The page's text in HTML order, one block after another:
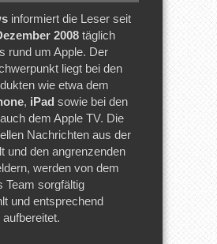
informiert die Leser seit
2008 täglich
rund um Apple. Der
liegt bei den
wie etwa dem
, iPad sowie bei den
dem Apple TV. Die
Nachrichten aus der
und den angrenzenden
werden von dem
Team sorgfältig
und entsprechend